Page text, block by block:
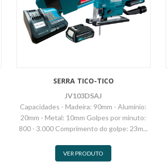
SERRA TICO-TICO
JV103DSAJ
Capacidades - Madeira: 90mm - Alumínio:
20mm - Metal: 10mm Golpes por minuto:
800 - 3.000 Comprimento do golpe: 23m...
VER PRODUTO